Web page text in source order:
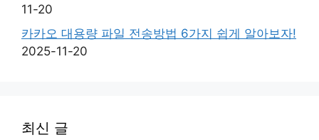
11-20
카카오 대용량 파일 전송방법 6가지 쉽게 알아보자!
2025-11-20
최신 글